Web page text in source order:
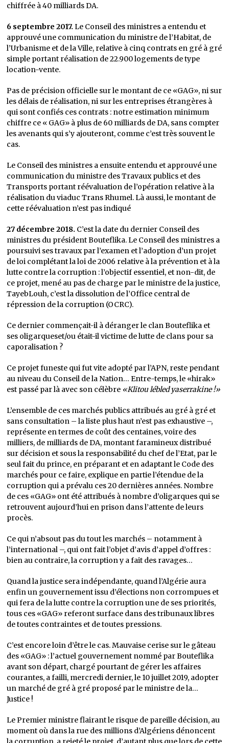
chiffrée à 40 milliards DA.
6 septembre 2017.Le Conseil des ministres a entendu et
approuvé une communication du ministre de l’Habitat, de
l’Urbanisme et de la Ville, relative à cinq contrats en gré à gré
simple portant réalisation de 22.900 logements de type
location-vente.
Pas de précision officielle sur le montant de ce «GAG», ni sur
les délais de réalisation, ni sur les entreprises étrangères à
qui sont confiés ces contrats : notre estimation minimum
chiffre ce « GAG» à plus de 60 milliards de DA, sans compter
les avenants qui s’y ajouteront, comme c’est très souvent le
cas.
Le Conseil des ministres a ensuite entendu et approuvé une
communication du ministre des Travaux publics et des
Transports portant réévaluation de l’opération relative à la
réalisation du viaduc Trans Rhumel. Là aussi, le montant de
cette réévaluation n’est pas indiqué
27 décembre 2018. C’est la date du dernier Conseil des
ministres du président Bouteflika. Le Conseil des ministres a
poursuivi ses travaux par l’examen et l’adoption d’un projet
de loi complétant la loi de 2006 relative à la prévention et à la
lutte contre la corruption : l’objectif essentiel, et non-dit, de
ce projet, mené au pas de charge par le ministre de la justice,
TayebLouh, c’est la dissolution de l’Office central de
répression de la corruption (OCRC).
Ce dernier commençait-il à déranger le clan Bouteflika et
ses oligarqueset/ou était-il victime de lutte de clans pour sa
caporalisation ?
Ce projet funeste qui fut vite adopté par l’APN, reste pendant
au niveau du Conseil de la Nation… Entre-temps, le «hirak»
est passé par là avec son célèbre «Klitou lébled yaserrakine !»
L’ensemble de ces marchés publics attribués au gré à gré et
sans consultation – la liste plus haut n’est pas exhaustive –,
représente en termes de coût des centaines, voire des
milliers, de milliards de DA, montant faramineux distribué
sur décision et sous la responsabilité du chef de l’Etat, par le
seul fait du prince, en préparant et en adaptant le Code des
marchés pour ce faire, explique en partie l’étendue de la
corruption qui a prévalu ces 20 dernières années. Nombre
de ces «GAG» ont été attribués à nombre d’oligarques qui se
retrouvent aujourd’hui en prison dans l’attente de leurs
procès.
Ce qui n’absout pas du tout les marchés – notamment à
l’international –, qui ont fait l’objet d’avis d’appel d’offres :
bien au contraire, la corruption y a fait des ravages…
Quand la justice sera indépendante, quand l’Algérie aura
enfin un gouvernement issu d’élections non corrompues et
qui fera de la lutte contre la corruption une de ses priorités,
tous ces «GAG» referont surface dans des tribunaux libres
de toutes contraintes et de toutes pressions.
C’est encore loin d’être le cas. Mauvaise cerise sur le gâteau
des «GAG» : l’actuel gouvernement nommé par Bouteflika
avant son départ, chargé pourtant de gérer les affaires
courantes, a failli, mercredi dernier, le 10 juillet 2019, adopter
un marché de gré à gré proposé par le ministre de la…
Justice !
Le Premier ministre flairant le risque de pareille décision, au
moment où dans la rue des millions d’Algériens dénoncent